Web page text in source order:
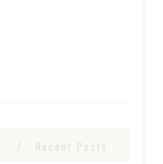
Recent Posts